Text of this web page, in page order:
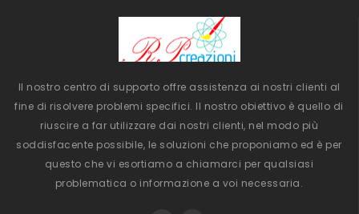
Il nostro centro di supporto offre assistenza ai nostri clienti al
fine di risolvere problemi specifici. Il nostro obiettivo è quello di
riuscire a far utilizzare dai nostri clienti, nel modo più
soddisfacente possibile, le soluzioni che proponiamo ed è per
questo che vi esortiamo a chiamarci per qualsiasi
problematica o informazione a voi necessaria.